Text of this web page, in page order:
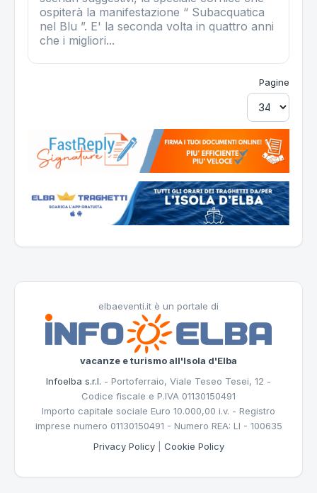
ospiterà la manifestazione “ Subacquatica
nel Blu ”. E' la seconda volta in quattro anni
che i migliori...
Pagine
elbaeventi.it è un portale di
vacanze e turismo all'Isola d'Elba
Infoelba s.r.l. - Portoferraio, Viale Teseo Tesei, 12 -
Codice fiscale e P.IVA 01130150491
Importo capitale sociale Euro 10.000,00 i.v. - Registro
imprese numero 01130150491 - Numero REA: LI - 100635
Privacy Policy| Cookie Policy